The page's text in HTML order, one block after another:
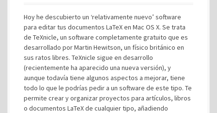
Hoy he descubierto un ‘relativamente nuevo’ software
para editar tus documentos LaTeX en Mac OS X. Se trata
de TeXnicle, un software completamente gratuito que es
desarrollado por Martin Hewitson, un físico británico en
sus ratos libres. TeXnicle sigue en desarrollo
(recientemente ha aparecido una nueva versión), y
aunque todavía tiene algunos aspectos a mejorar, tiene
todo lo que le podrías pedir a un software de este tipo. Te
permite crear y organizar proyectos para artículos, libros
o documentos LaTeX de cualquier tipo, añadiendo